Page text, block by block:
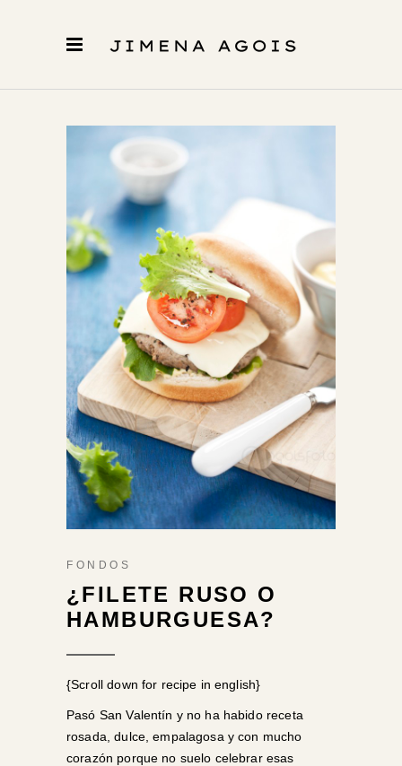
FONDOS
¿FILETE RUSO O
HAMBURGUESA?
{Scroll down for recipe in english}
Pasó San Valentín y no ha habido receta
rosada, dulce, empalagosa y con mucho
corazón porque no suelo celebrar esas